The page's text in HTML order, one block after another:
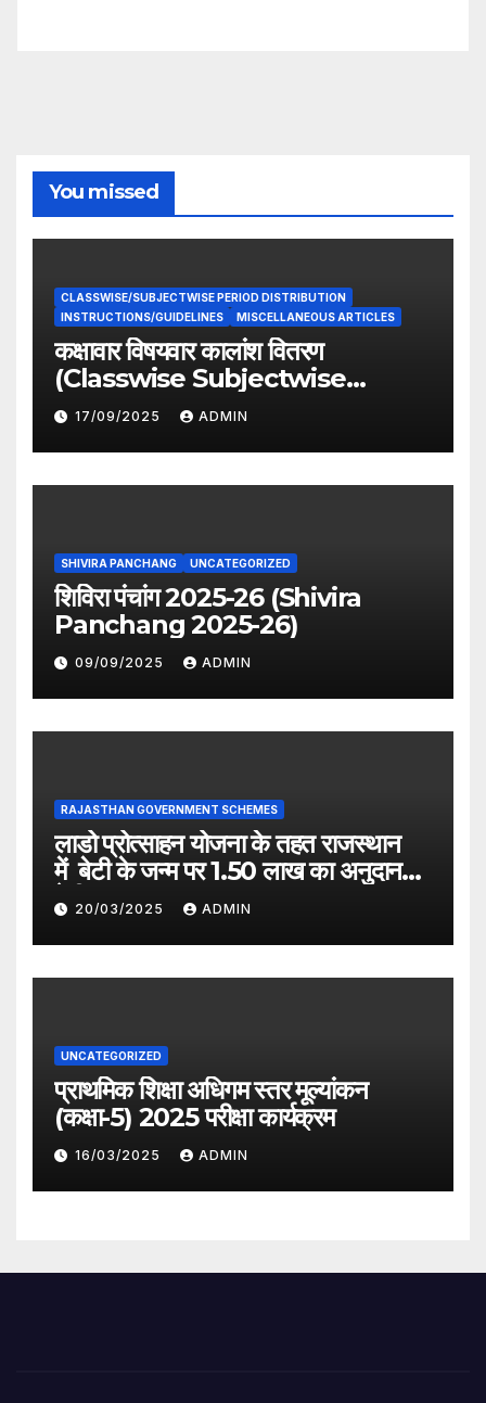
You missed
CLASSWISE/SUBJECTWISE PERIOD DISTRIBUTION
INSTRUCTIONS/GUIDELINES
MISCELLANEOUS ARTICLES
कक्षावार विषयवार कालांश वितरण
(Classwise Subjectwise
period distribution)
17/09/2025 ADMIN
SHIVIRA PANCHANG UNCATEGORIZED
शिविरा पंचांग 2025-26 (Shivira
Panchang 2025-26)
09/09/2025 ADMIN
RAJASTHAN GOVERNMENT SCHEMES
लाडो प्रोत्साहन योजना के तहत राजस्थान
में बेटी के जन्म पर 1.50 लाख का अनुदान
देगी सरकार
20/03/2025 ADMIN
UNCATEGORIZED
प्राथमिक शिक्षा अधिगम स्तर मूल्यांकन
(कक्षा-5) 2025 परीक्षा कार्यक्रम
16/03/2025 ADMIN